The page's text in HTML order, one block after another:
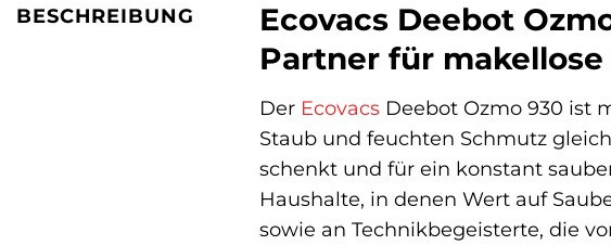
BESCHREIBUNG
Ecovacs Deebot
Partner für makellose
Der Ecovacs Deebot Ozmo 930 ist
Staub und feuchten Schmutz
schenkt und für ein konstant
Haushalte, in denen Wert auf
sowie an Technikbegeisterte, die